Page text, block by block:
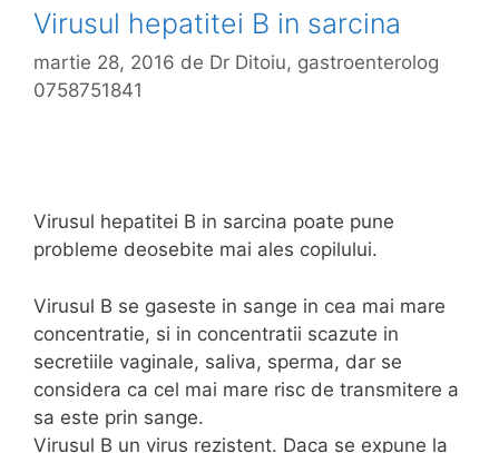
Virusul hepatitei B in sarcina
martie 28, 2016 de Dr Ditoiu, gastroenterolog
0758751841
Virusul hepatitei B in sarcina poate pune
probleme deosebite mai ales copilului.
Virusul B se gaseste in sange in cea mai mare
concentratie, si in concentratii scazute in
secretiile vaginale, saliva, sperma, dar se
considera ca cel mai mare risc de transmitere a
sa este prin sange.
Virusul B un virus rezistent. Daca se expune la